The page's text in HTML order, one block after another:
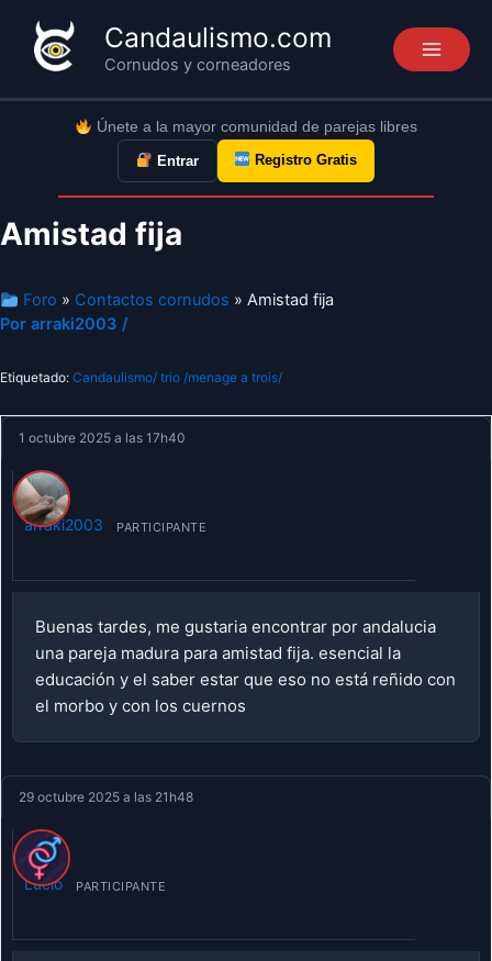
contenido
Candaulismo.com
Cornudos y corneadores
Únete a la mayor comunidad de parejas libres
Entrar Registro Gratis
Amistad fija
Foro » Contactos cornudos » Amistad fija
Por arraki2003 /
Etiquetado: Candaulismo/ trio /menage a trois/
1 octubre 2025 a las 17h40
arraki2003 PARTICIPANTE
Buenas tardes, me gustaria encontrar por andalucia
una pareja madura para amistad fija. esencial la
educación y el saber estar que eso no está reñido con
el morbo y con los cuernos
29 octubre 2025 a las 21h48
Lucio PARTICIPANTE